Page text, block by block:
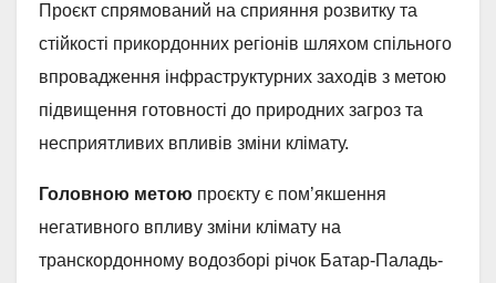
Проєкт спрямований на сприяння розвитку та
стійкості прикордонних регіонів шляхом спільного
впровадження інфраструктурних заходів з метою
підвищення готовності до природних загроз та
несприятливих впливів зміни клімату.
Головною метою проєкту є пом’якшення
негативного впливу зміни клімату на
транскордонному водозборі річок Батар-Паладь-